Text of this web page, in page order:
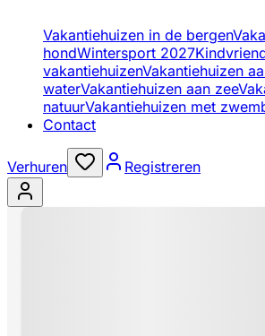
Vakantiehuizen in de bergen
hondWintersport 2027
vakantiehuizenVakantiehuizen
waterVakantiehuizen aan zee
natuurVakantiehuizen met
Contact
Verhuren Registreren